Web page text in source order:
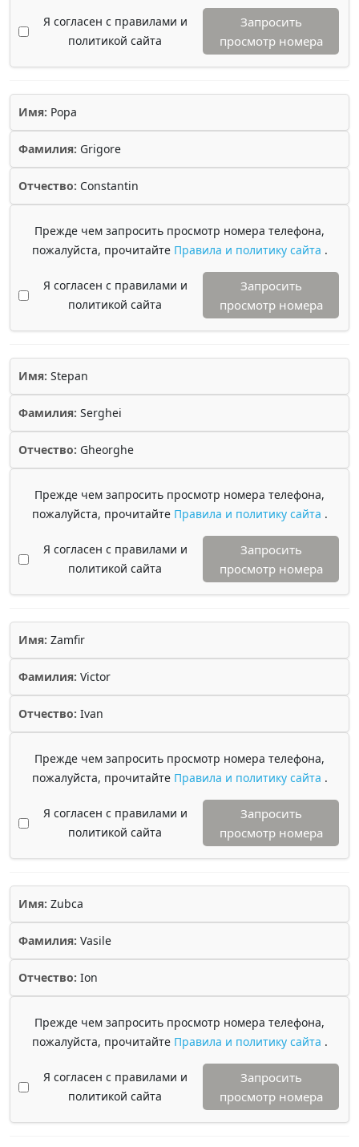
Я согласен с правилами и
политикой сайта
Запросить
просмотр номера
Имя: Popa
Фамилия: Grigore
Отчество: Constantin
Прежде чем запросить просмотр номера телефона,
пожалуйста, прочитайте Правила и политику сайта .
Я согласен с правилами и
политикой сайта
Запросить
просмотр номера
Имя: Stepan
Фамилия: Serghei
Отчество: Gheorghe
Прежде чем запросить просмотр номера телефона,
пожалуйста, прочитайте Правила и политику сайта .
Я согласен с правилами и
политикой сайта
Запросить
просмотр номера
Имя: Zamfir
Фамилия: Victor
Отчество: Ivan
Прежде чем запросить просмотр номера телефона,
пожалуйста, прочитайте Правила и политику сайта .
Я согласен с правилами и
политикой сайта
Запросить
просмотр номера
Имя: Zubca
Фамилия: Vasile
Отчество: Ion
Прежде чем запросить просмотр номера телефона,
пожалуйста, прочитайте Правила и политику сайта .
Я согласен с правилами и
политикой сайта
Запросить
просмотр номера